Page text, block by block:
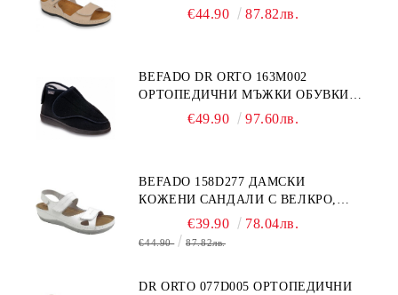
ЕСТЕСТВЕНА КОЖА, БЕЖОВИ
€44.90 87.82лв.
BEFADO DR ORTO 163M002
ОРТОПЕДИЧНИ МЪЖКИ ОБУВКИ
ЗА ГИПСИРАН ИЛИ СВРЪХ
€49.90 97.60лв.
BEFADO 158D277 ДАМСКИ
КОЖЕНИ САНДАЛИ С ВЕЛКРО,
€39.90 78.04лв.
€44.90 87.82лв.
DR ORTO 077D005 ОРТОПЕДИЧНИ